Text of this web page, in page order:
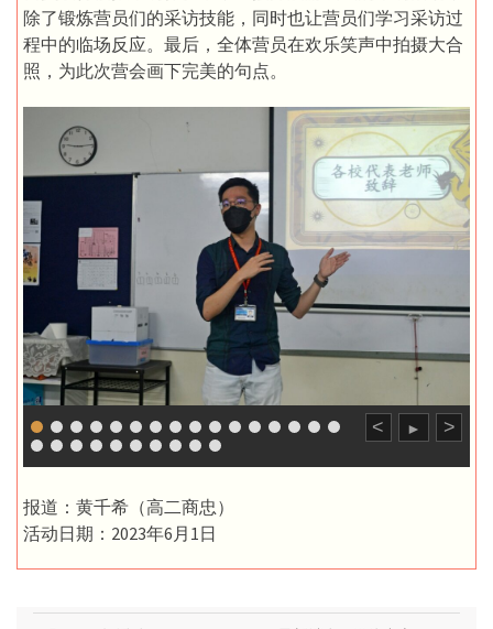
除了锻炼营员们的采访技能，同时也让营员们学习采访过
程中的临场反应。最后，全体营员在欢乐笑声中拍摄大合
照，为此次营会画下完美的句点。
< ► >
报道：黄千希（高二商忠）
活动日期：2023年6月1日